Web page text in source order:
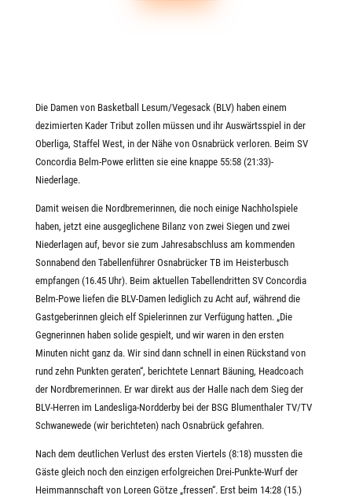
Die Damen von Basketball Lesum/Vegesack (BLV) haben einem
dezimierten Kader Tribut zollen müssen und ihr Auswärtsspiel in der
Oberliga, Staffel West, in der Nähe von Osnabrück verloren. Beim SV
Concordia Belm-Powe erlitten sie eine knappe 55:58 (21:33)-
Niederlage.
Damit weisen die Nordbremerinnen, die noch einige Nachholspiele
haben, jetzt eine ausgeglichene Bilanz von zwei Siegen und zwei
Niederlagen auf, bevor sie zum Jahresabschluss am kommenden
Sonnabend den Tabellenführer Osnabrücker TB im Heisterbusch
empfangen (16.45 Uhr). Beim aktuellen Tabellendritten SV Concordia
Belm-Powe liefen die BLV-Damen lediglich zu Acht auf, während die
Gastgeberinnen gleich elf Spielerinnen zur Verfügung hatten. „Die
Gegnerinnen haben solide gespielt, und wir waren in den ersten
Minuten nicht ganz da. Wir sind dann schnell in einen Rückstand von
rund zehn Punkten geraten“, berichtete Lennart Bäuning, Headcoach
der Nordbremerinnen. Er war direkt aus der Halle nach dem Sieg der
BLV-Herren im Landesliga-Nordderby bei der BSG Blumenthaler TV/TV
Schwanewede (wir berichteten) nach Osnabrück gefahren.
Nach dem deutlichen Verlust des ersten Viertels (8:18) mussten die
Gäste gleich noch den einzigen erfolgreichen Drei-Punkte-Wurf der
Heimmannschaft von Loreen Götze „fressen“. Erst beim 14:28 (15.)